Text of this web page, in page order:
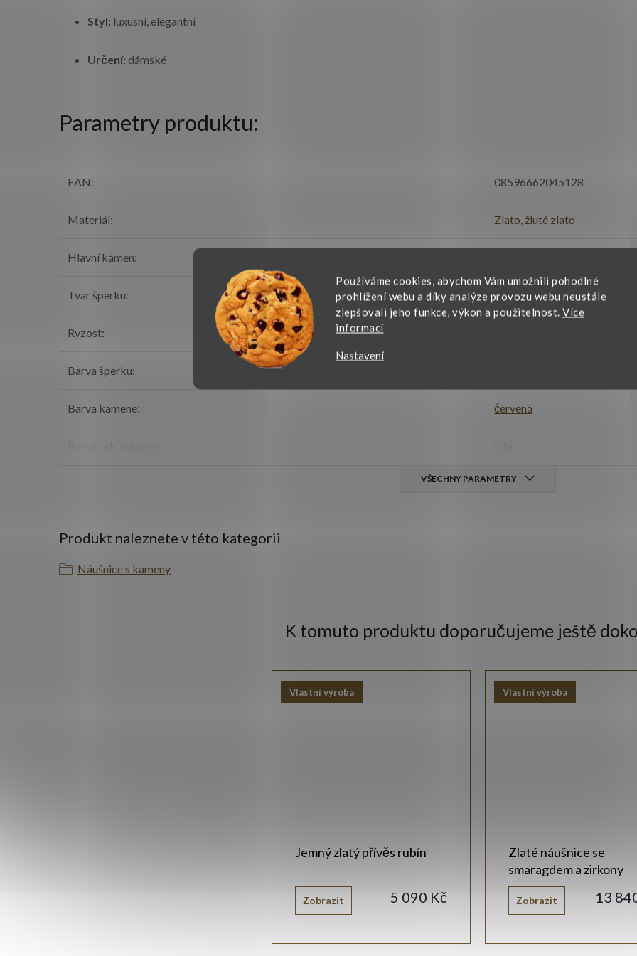
Používáme cookies, abychom Vám umožnili pohodlné
prohlížení webu a díky analýze provozu webu neustále
zlepšovali jeho funkce, výkon a použitelnost. Více
informací
Nastavení
Styl: luxusní, elegantní
Určení: dámské
Parametry produktu:
EAN: 08596662045128
Materiál: Zlato, žluté zlato
Hlavní kámen:
Tvar šperku: kulatý tvar
Ryzost:
Barva šperku:
Barva kamene: červená
VŠECHNY PARAMETRY
Produkt naleznete v této kategorii
Náušnice s kameny
K tomuto produktu doporučujeme ještě
Vlastní výroba
Jemný zlatý přívěs rubín
5 090 Kč
Zobrazit
Vlastní výroba
Zlaté náušnice se
smaragdem a zirkony
13
Zobrazit